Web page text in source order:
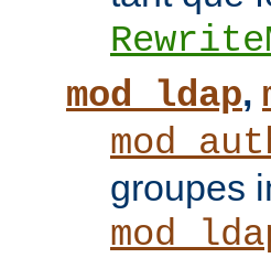
mod_ldap,
groupes